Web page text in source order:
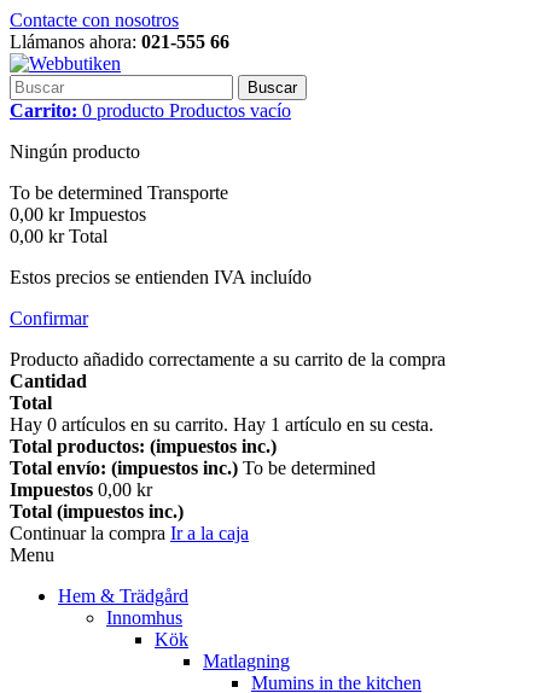
Contacte con nosotros
Llámanos ahora: 021-555 66
Buscar
Carrito: 0 producto Productos vacío
Ningún producto
To be determined Transporte
0,00 kr Impuestos
0,00 kr Total
Estos precios se entienden IVA incluído
Confirmar
Producto añadido correctamente a su carrito de la compra
Cantidad
Total
Hay 0 artículos en su carrito. Hay 1 artículo en su cesta.
Total productos: (impuestos inc.)
Total envío: (impuestos inc.) To be determined
Impuestos 0,00 kr
Total (impuestos inc.)
Continuar la compra Ir a la caja
Menu
Hem & Trädgård
Innomhus
Kök
Matlagning
Mumins in the kitchen